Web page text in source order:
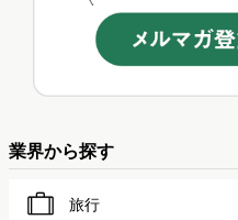
業界から探す
旅行